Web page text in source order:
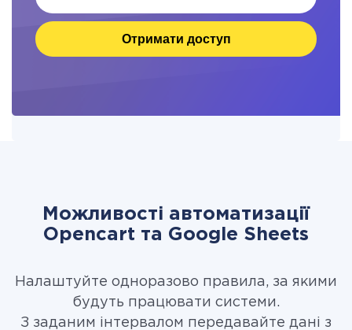
Отримати доступ
Можливості автоматизації
Opencart та Google Sheets
Налаштуйте одноразово правила, за якими
будуть працювати системи.
З заданим інтервалом передавайте дані з